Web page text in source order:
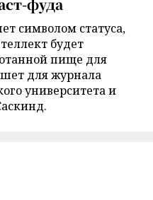
символом статуса,
будет
пище для
для журнала
университета и